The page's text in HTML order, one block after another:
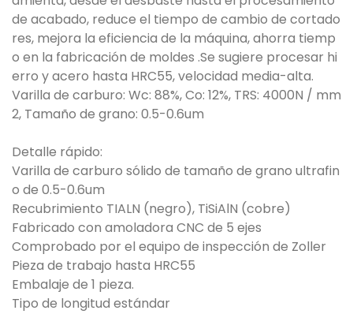
de acabado, reduce el tiempo de cambio de cortado
res, mejora la eficiencia de la máquina, ahorra tiemp
o en la fabricación de moldes .Se sugiere procesar hi
erro y acero hasta HRC55, velocidad media-alta.
Varilla de carburo: Wc: 88%, Co: 12%, TRS: 4000N / mm
2, Tamaño de grano: 0.5-0.6um
Detalle rápido:
Varilla de carburo sólido de tamaño de grano ultrafin
o de 0.5-0.6um
Recubrimiento TIALN (negro), TiSiAlN (cobre)
Fabricado con amoladora CNC de 5 ejes
Comprobado por el equipo de inspección de Zoller
Pieza de trabajo hasta HRC55
Embalaje de 1 pieza.
Tipo de longitud estándar